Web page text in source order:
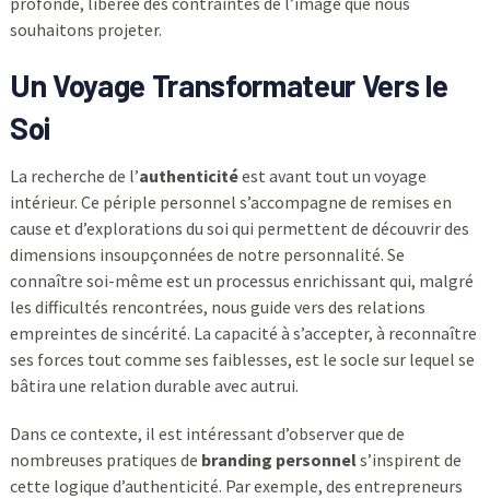
souhaitons projeter.
Un Voyage Transformateur Vers le
Soi
La recherche de l’authenticitéest avant tout un voyage
intérieur. Ce périple personnel s’accompagne de remises en
cause et d’explorations du soi qui permettent de découvrir des
dimensions insoupçonnées de notre personnalité. Se
connaître soi-même est un processus enrichissant qui, malgré
les difficultés rencontrées, nous guide vers des relations
empreintes de sincérité. La capacité à s’accepter, à reconnaître
ses forces tout comme ses faiblesses, est le socle sur lequel se
bâtira une relation durable avec autrui.
Dans ce contexte, il est intéressant d’observer que de
nombreuses pratiques de branding personnels’inspirent de
cette logique d’authenticité. Par exemple, des entrepreneurs